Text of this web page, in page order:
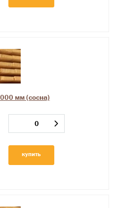
мм (сосна)
купить